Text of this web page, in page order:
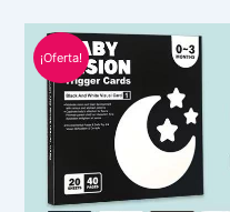
¡Oferta!
El
precio
original
era:
S/ 65.00.
TARJETAS
DE
ESTIMULACIÓN
VISUAL
ALTOCONTRASTE
BLANCO